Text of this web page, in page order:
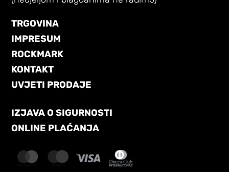
TRGOVINA
IMPRESUM
ROCKMARK
KONTAKT
UVJETI PRODAJE
IZJAVA O SIGURNOSTI
ONLINE PLAĆANJA